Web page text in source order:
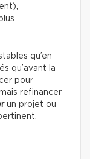
qu’en
qu’avant la
pour
refinancer
un projet ou